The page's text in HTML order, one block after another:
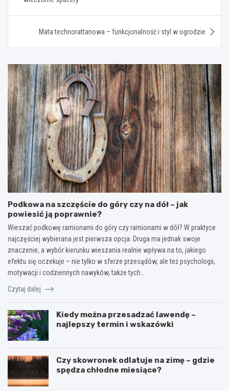
Mata technorattanowa – funkcjonalność i styl w ogrodzie
Podkowa na szczęście do góry czy na dół – jak
powiesić ją poprawnie?
Wieszać podkowę ramionami do góry czy ramionami w dół? W praktyce
najczęściej wybierana jest pierwsza opcja. Druga ma jednak swoje
znaczenie, a wybór kierunku wieszania realnie wpływa na to, jakiego
efektu się oczekuje – nie tylko w sferze przesądów, ale też psychologii,
motywacji i codziennych nawyków, także tych…
Czytaj dalej
Kiedy można przesadzać lawendę –
najlepszy termin i wskazówki
Czy skowronek odlatuje na zimę – gdzie
spędza chłodne miesiące?